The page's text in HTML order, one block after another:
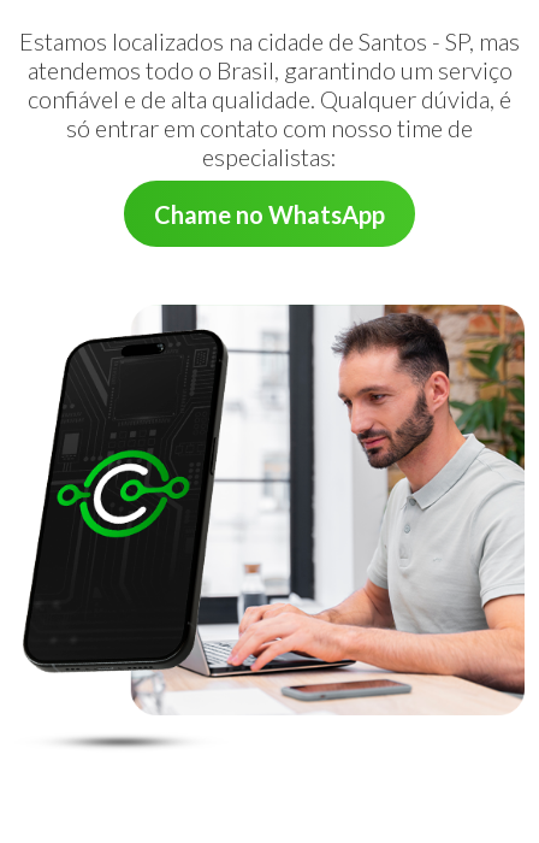
Estamos localizados na cidade de Santos - SP, mas
atendemos todo o Brasil, garantindo um serviço
confiável e de alta qualidade. Qualquer dúvida, é
só entrar em contato com nosso time de
especialistas:
Chame no WhatsApp